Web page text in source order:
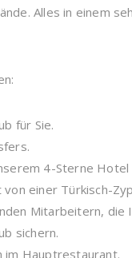
Alles in einem
für Sie.
4-Sterne Hotel
einer Türkisch-
Mitarbeitern, die
sichern.
im Hauptrestaurant.